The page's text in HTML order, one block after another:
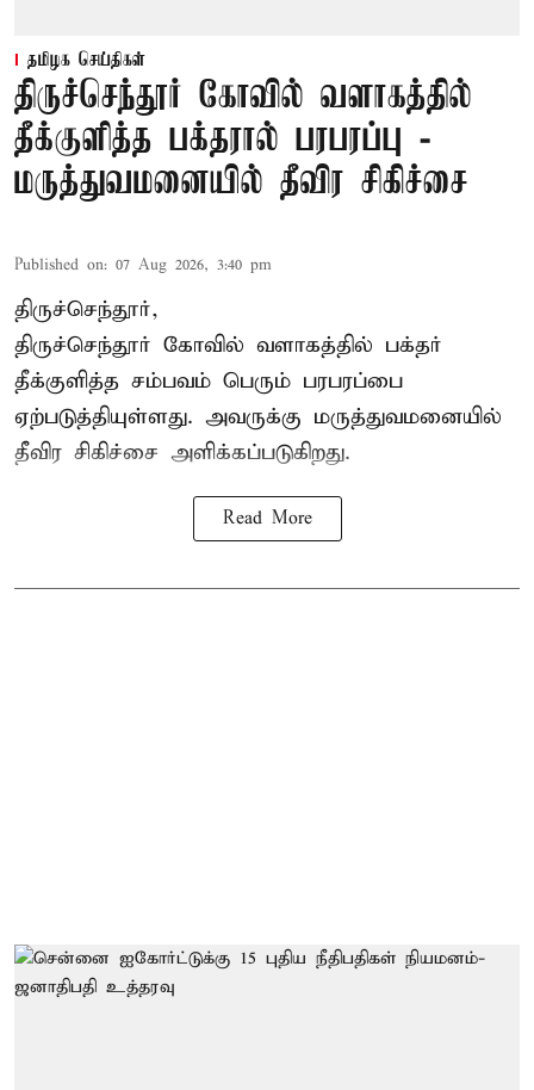
தமிழக செய்திகள்
திருச்செந்தூர் கோவில் வளாகத்தில்
தீக்குளித்த பக்தரால் பரபரப்பு -
மருத்துவமனையில் தீவிர சிகிச்சை
Published on: 07 Aug 2026, 3:40 pm
திருச்செந்தூர்,
திருச்செந்தூர் கோவில் வளாகத்தில் பக்தர்
தீக்குளித்த சம்பவம் பெரும் பரபரப்பை
ஏற்படுத்தியுள்ளது. அவருக்கு மருத்துவமனையில்
தீவிர சிகிச்சை அளிக்கப்படுகிறது.
Read More